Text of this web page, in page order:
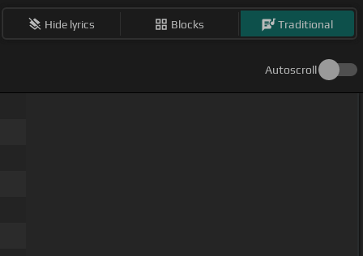
Hide lyrics Blocks Traditional
Autoscroll